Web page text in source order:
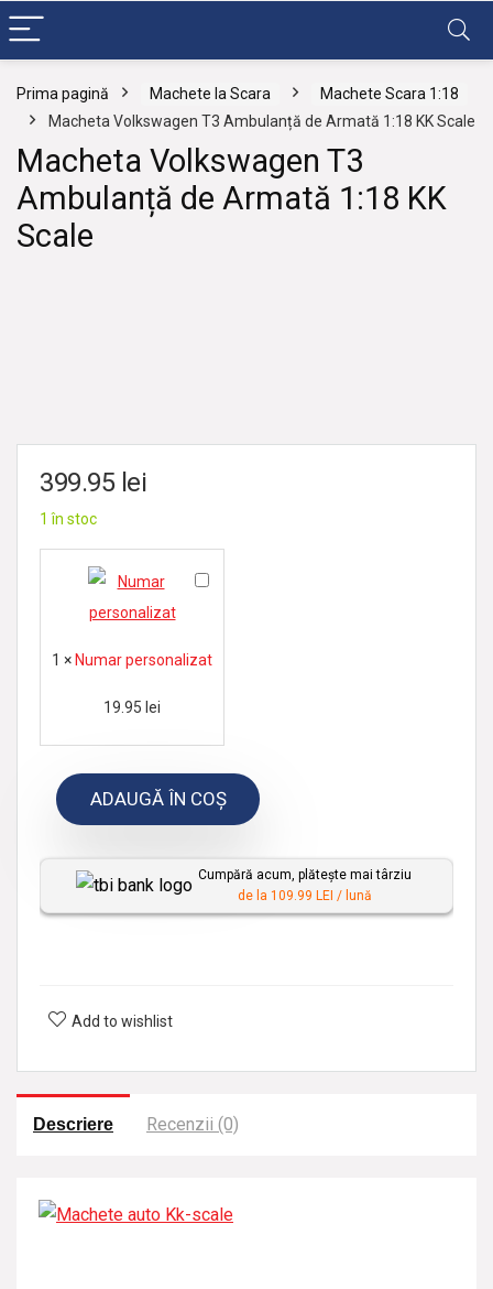
Prima pagină Machete la Scara
Machete Scara 1:18
Macheta Volkswagen T3 Ambulanță de Armată 1:18 KK Scale
Macheta Volkswagen T3
Ambulanță de Armată 1:18 KK
Scale
399.95 lei
1 în stoc
N
r
s
n
a
t
1 × Numar personalizat
19.95 lei
ADAUGĂ ÎN COȘ
Cumpără acum, plătește mai târziu
de la 109.99 LEI / lună
Add to wishlist
Descriere Recenzii (0)